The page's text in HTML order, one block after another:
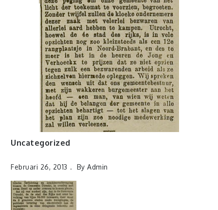
Uncategorized
Februari 26, 2013 ByAdmin